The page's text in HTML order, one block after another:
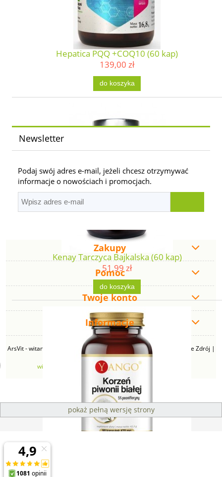
Hepatica PQQ +COQ10 (60 kap)
139,00 zł
do koszyka
Kenay Tarczyca Bajkalska (60 kap)
51,99 zł
do koszyka
YANGO Korzeń piwonii białej - 5% peonifloryny (90
Newsletter
Podaj swój adres e-mail, jeżeli chcesz otrzymywać
informacje o nowościach i promocjach.
Zakupy
Pomoc
Twoje konto
Informacje
ArsVit - witaminyswanson.pl | ul. Zimowa 49B, 43-230 Goczałkowice Zdrój |
NIP: 6381219140 | REGON: 276280385 | Email:
witaminyswanson@gmail.com| Telefon:
pokaż pełną wersję strony
Sklep internetowy Shoper Premium